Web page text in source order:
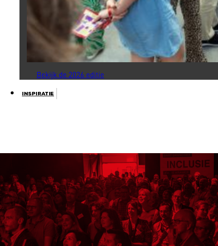
Bekijk de 2026 editie
Inspiratie